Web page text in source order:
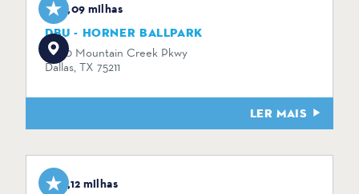
0,09 milhas
DBU - HORNER BALLPARK
3000 Mountain Creek Pkwy
Dallas, TX 75211
LER MAIS
0,12 milhas